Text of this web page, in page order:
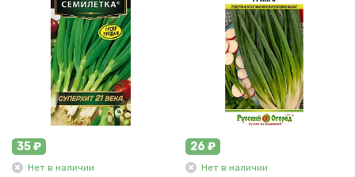
35 ₽
Нет в наличии
26 ₽
Нет в наличии